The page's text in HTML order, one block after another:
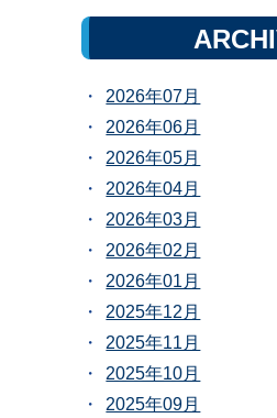
2026年07月
2026年06月
2026年05月
2026年04月
2026年03月
2026年02月
2026年01月
2025年12月
2025年11月
2025年10月
2025年09月